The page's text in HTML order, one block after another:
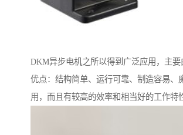
DKM异步电机之所以得到广泛应用，主要
优点：结构简单、运行可靠、制造容易、
用，而且有较高的效率和相当好的工作特